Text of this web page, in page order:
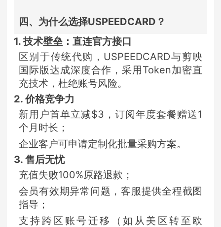
四、为什么选择USPEEDCARD？
1. 技术壁垒：直连官方接口
区别于传统代购，USPEEDCARD与剪映
国际版达成深度合作，采用Token加密直
充技术，杜绝账号风险。
2. 价格竞争力
新用户首单立减$3，订阅年度套餐赠送1
个月时长；
企业客户可申请定制化批量采购方案。
3. 售后无忧
充值失败100%原路退款；
会员有效期异常问题，客服提供全程截图
指导；
支持跨区账号迁移（如从美区转至欧